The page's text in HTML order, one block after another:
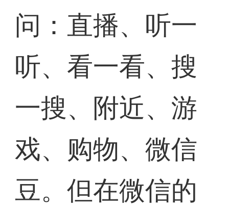
问：直播、听一
听、看一看、搜
一搜、附近、游
戏、购物、微信
豆。但在微信的